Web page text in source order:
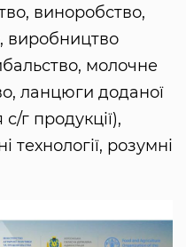
виноробство,
виробництво
молочне
ланцюги доданої
г продукції),
технології, розумні